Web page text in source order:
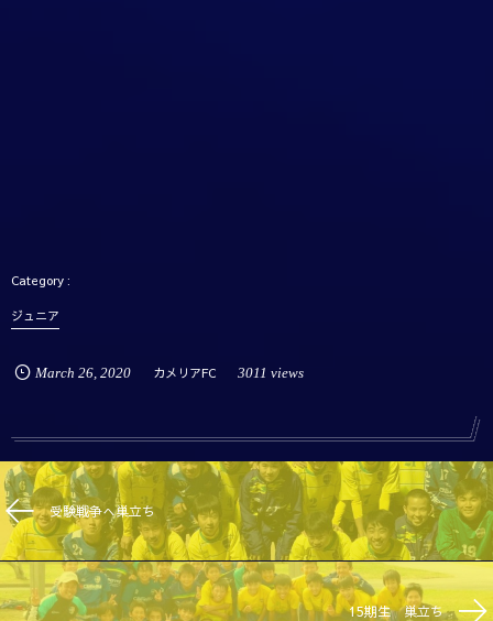
ジュニア
March 26, 2020 カメリアFC 3011 views
受験戦争へ巣立ち
15期生 巣立ち